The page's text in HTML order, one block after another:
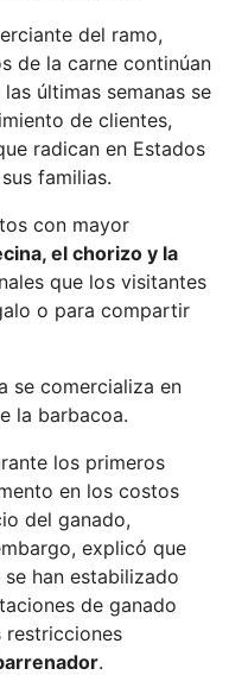
del ramo,
de la carne continúan
últimas semanas se
de clientes,
radican en Estados
familias.
con mayor
el chorizo y la
que los visitantes
o para compartir
se comercializa en
la barbacoa.
los primeros
en los costos
del ganado,
explicó que
han estabilizado
de ganado
restricciones
.